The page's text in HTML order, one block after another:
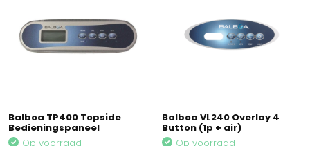
Balboa TP400 Topside
Bedieningspaneel
Op voorraad
Balboa VL240 Overlay 4
Button (1p + air)
Op voorraad